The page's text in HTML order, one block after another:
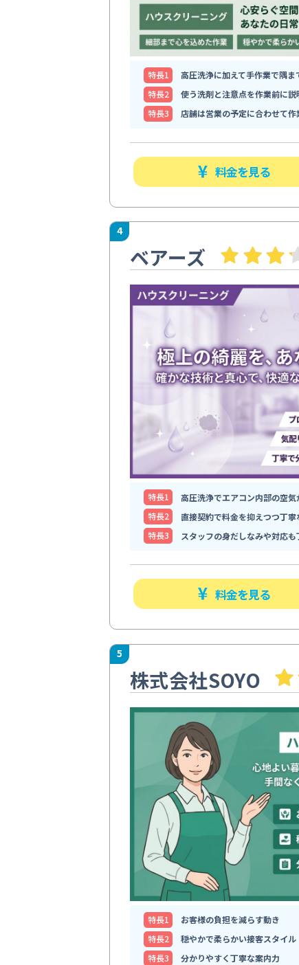
特⻑1
高圧洗浄に加えて手作業で隅ま
特⻑2
使う洗剤と注意点を作業前に説
特⻑3
店舗は営業の予定に合わせて作
料金を見る
4
ベアーズ
特⻑1
高圧洗浄でエアコン内部の空
特⻑2
直接契約で料金を抑えつつ丁
特⻑3
スタッフの身だしなみや対応
料金を見る
5
株式会社SOYO
特⻑1
お客様の負担を減らす動き
特⻑2
穏やかで柔らかい接客スタイル
特⻑3
分かりやすく丁寧な案内力